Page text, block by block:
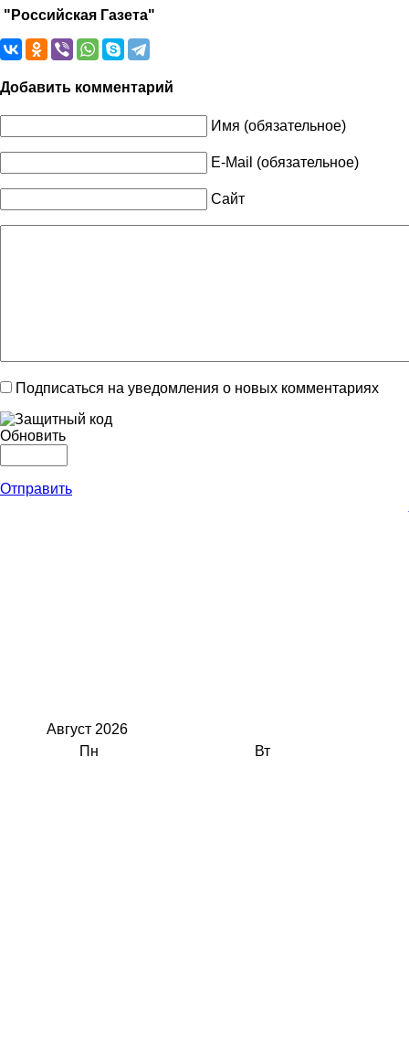
"Российская Газета"
Добавить комментарий
Имя (обязательное)
E-Mail (обязательное)
Сайт
Подписаться на уведомления о новых комментариях
Обновить
Отправить
Август 2026
Пн
Вт